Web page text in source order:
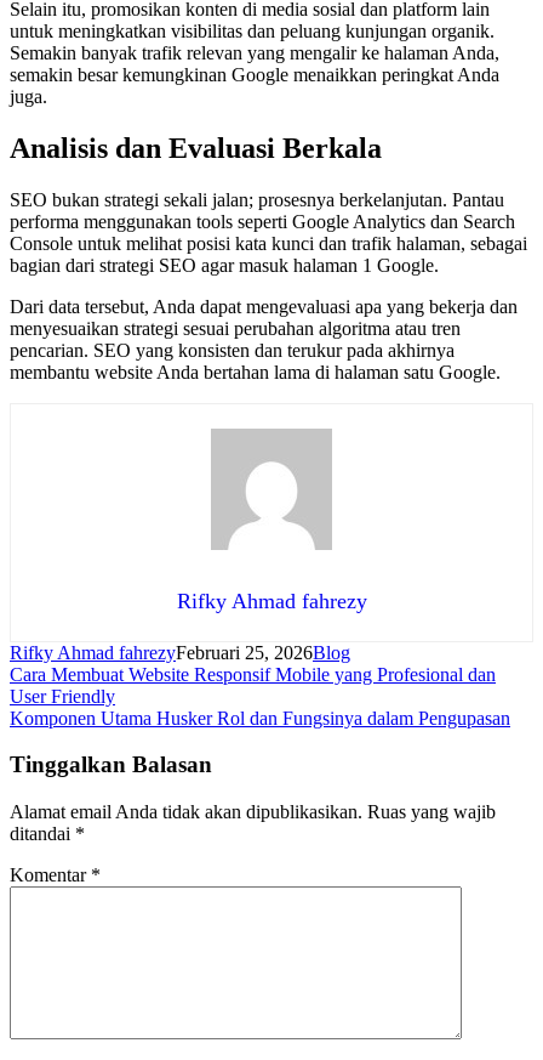
Selain itu, promosikan konten di media sosial dan platform lain
untuk meningkatkan visibilitas dan peluang kunjungan organik.
Semakin banyak trafik relevan yang mengalir ke halaman Anda,
semakin besar kemungkinan Google menaikkan peringkat Anda
juga.
Analisis dan Evaluasi Berkala
SEO bukan strategi sekali jalan; prosesnya berkelanjutan. Pantau
performa menggunakan tools seperti Google Analytics dan Search
Console untuk melihat posisi kata kunci dan trafik halaman, sebagai
bagian dari strategi SEO agar masuk halaman 1 Google.
Dari data tersebut, Anda dapat mengevaluasi apa yang bekerja dan
menyesuaikan strategi sesuai perubahan algoritma atau tren
pencarian. SEO yang konsisten dan terukur pada akhirnya
membantu website Anda bertahan lama di halaman satu Google.
Rifky Ahmad fahrezy
Rifky Ahmad fahrezyFebruari 25, 2026Blog
Navigasi
pos
Cara Membuat Website Responsif Mobile yang Profesional dan
User Friendly
Komponen Utama Husker Rol dan Fungsinya dalam Pengupasan
Tinggalkan Balasan
Alamat email Anda tidak akan dipublikasikan. Ruas yang wajib
ditandai *
Komentar *